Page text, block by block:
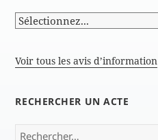
Voir tous les avis d’information
RECHERCHER UN ACTE
Rechercher :